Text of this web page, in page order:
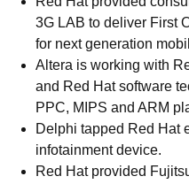
3G LAB to deliver First
for next generation
Altera is working with
and Red Hat software
PPC, MIPS and ARM
Delphi tapped Red Hat
infotainment device.
Red Hat provided